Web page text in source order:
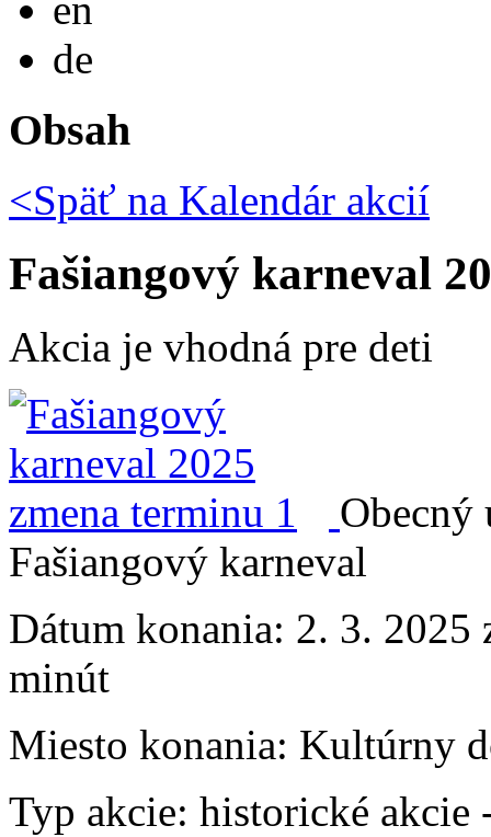
de
Obsah
<Späť na Kalendár akcií
Fašiangový karneval
Akcia je vhodná pre deti
Obecný
Fašiangový karneval
Dátum konania: 2. 3. 2025
minút
Miesto konania: Kultúrny
Typ akcie: historické akcie